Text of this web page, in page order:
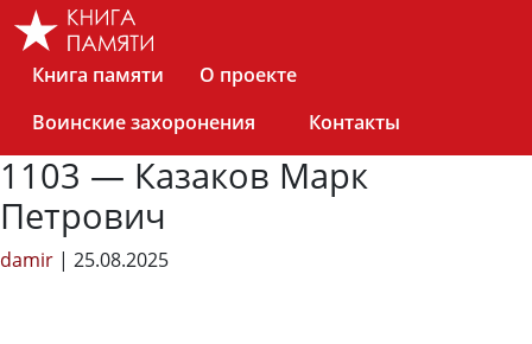
Skip
Книга памяти
О проекте
Воинские захоронения
Контакты
1103 — Казаков Марк
Петрович
damir | 25.08.2025